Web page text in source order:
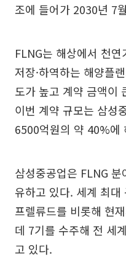
조에 들어가 2030년 7
FLNG는 해상에서 천
저장·하역하는 해양플
도가 높고 계약 금액이
이번 계약 규모는 삼성
6500억원의 약 40%에
삼성중공업은 FLNG
유하고 있다. 세계 최대
프렐류드를 비롯해 현
데 7기를 수주해 전 세
고 있다.